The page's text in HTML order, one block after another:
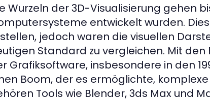
Wurzeln der 3D-Visualisierung gehen
entwickelt wurden.
jedoch waren die visuellen
Standard zu vergleichen. Mit
Grafiksoftware, insbesondere in den
Boom, der es ermöglichte,
Tools wie Blender, 3ds Max und